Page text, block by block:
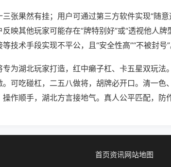
张果然有挂；用户可通过第三方软件实现“随意
映其他玩家可能存在“牌特别好”或“透视他人
技术手段实现不平公，且“安全性高”“不被封号”
专为湖北玩家打造，红中癞子杠、卡五星双玩法
。可吃碰杠，二五八做将，胡牌必开口。清一
作顺手，湖北方言接地气。真人公平匹配，防
首页资讯网站地图